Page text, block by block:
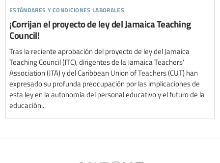
estándares y condiciones laborales
¡Corrijan el proyecto de ley del Jamaica Teaching
Council!
Tras la reciente aprobación del proyecto de ley del Jamaica
Teaching Council (JTC), dirigentes de la Jamaica Teachers'
Association (JTA) y del Caribbean Union of Teachers (CUT) han
expresado su profunda preocupación por las implicaciones de
esta ley en la autonomía del personal educativo y el futuro de la
educación...